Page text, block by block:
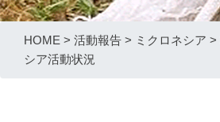
HOME > 活動報告 > ミクロネシア >
シア活動状況